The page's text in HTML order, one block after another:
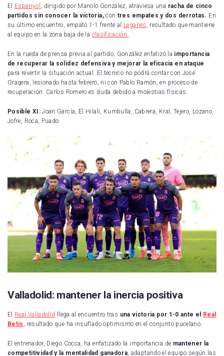
El Espanyol , dirigido por Manolo González, atraviesa una racha de cinco
partidos sin conocer la victoria,con tres empates y dos derrotas. En
su último encuentro, empató 1-1 frente al Leganés
, resultado que mantiene
al equipo en la zona baja de la clasificación.
En la rueda de prensa previa al partido, González enfatizó la importancia
de recuperar la solidez defensiva y mejorar la eficacia en ataque
para revertir la situación actual. El técnico no podrá contar con José
Gragera, lesionado hasta febrero, ni con Pablo Ramón, en proceso de
recuperación. Carlos Romero es duda debido a molestias físicas.
Posible XI:Joan García, El Hilali, Kumbulla, Cabrera, Kral, Tejero, Lozano,
Jofre, Roca, Puado.
Valladolid: mantener la inercia positiva
El Real Valladolid llega al encuentro tras una victoria por 1-0 ante el Real
Betis
, resultado que ha insuflado optimismo en el conjunto pucelano.
El entrenador, Diego Cocca, ha enfatizado la importancia de mantener la
competitividad y la mentalidad ganadora , adaptando el equipo según las